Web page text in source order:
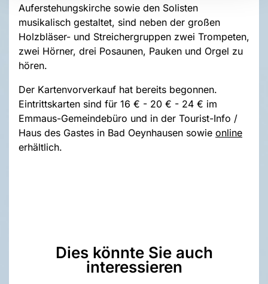
Auferstehungskirche sowie den Solisten
musikalisch gestaltet, sind neben der großen
Holzbläser- und Streichergruppen zwei Trompeten,
zwei Hörner, drei Posaunen, Pauken und Orgel zu
hören.
Der Kartenvorverkauf hat bereits begonnen.
Eintrittskarten sind für 16 € - 20 € - 24 € im
Emmaus-Gemeindebüro und in der Tourist-Info /
Haus des Gastes in Bad Oeynhausen sowie online
erhältlich.
Dies könnte Sie auch
interessieren